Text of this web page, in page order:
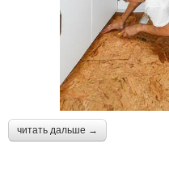
читать дальше →